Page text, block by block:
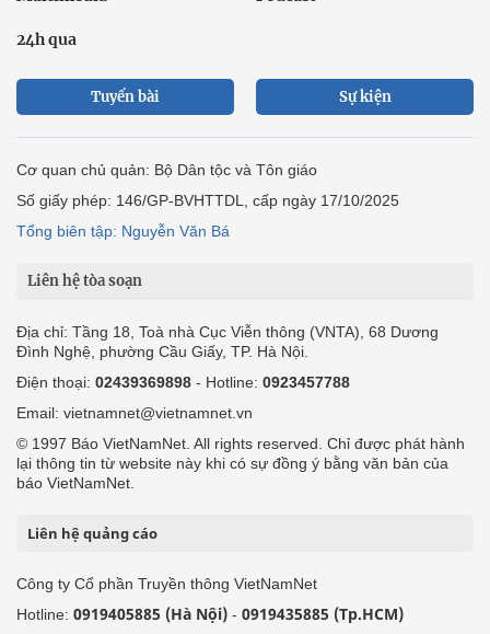
24h qua
Tuyến bài Sự kiện
Cơ quan chủ quản: Bộ Dân tộc và Tôn giáo
Số giấy phép: 146/GP-BVHTTDL, cấp ngày 17/10/2025
Tổng biên tập: Nguyễn Văn Bá
Liên hệ tòa soạn
Địa chỉ: Tầng 18, Toà nhà Cục Viễn thông (VNTA), 68 Dương
Đình Nghệ, phường Cầu Giấy, TP. Hà Nội.
Điện thoại: 02439369898 - Hotline: 0923457788
Email: vietnamnet@vietnamnet.vn
© 1997 Báo VietNamNet. All rights reserved. Chỉ được phát hành
lại thông tin từ website này khi có sự đồng ý bằng văn bản của
báo VietNamNet.
Liên hệ quảng cáo
Công ty Cổ phần Truyền thông VietNamNet
Hotline: 0919405885 (Hà Nội) - 0919435885 (Tp.HCM)